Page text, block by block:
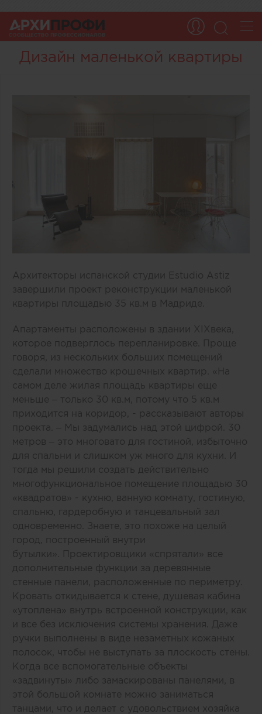
Дизайн маленькой квартиры
Архитекторы испанской студии Estudio Astiz
завершили проект реконструкции маленькой
квартиры площадью 35 кв.м в Мадриде.
Апартаменты расположены в здании XIXвека,
которое подверглось перепланировке. Проще
говоря, из нескольких больших помещений
сделали множество крошечных квартир. «На
самом деле жилая площадь квартиры еще
меньше – только 30 кв.м, потому что 5 кв.м
приходится на коридор, - рассказывают авторы
проекта. – Мы задумались над этой цифрой. 30
метров – это многовато для гостиной, избыточно
для спальни и слишком уж много для кухни. И
тогда мы решили создать действительно
многофункциональное помещение площадью 30
«квадратов» - кухню, ванную комнату, гостиную,
спальню, гардеробную и танцевальный зал
одновременно. Знаете, это похоже на целый
город, построенный внутри
бутылки». Проектировщики «спрятали» все
дополнительные функции за деревянные
стенные панели, расположенные по периметру.
Кровать откидывается к стене, душевая кабина
«утоплена» внутрь встроенной конструкции, как
и все без исключения системы хранения. Даже
ручки выполнены в виде незаметных кожаных
полосок, чтобы не выступать за плоскость стены.
Когда все вспомогательные объекты
«задвинуты» либо замаскированы панелями, в
этой большой комнате можно заниматься
танцами, что и делает с удовольствием хозяйка